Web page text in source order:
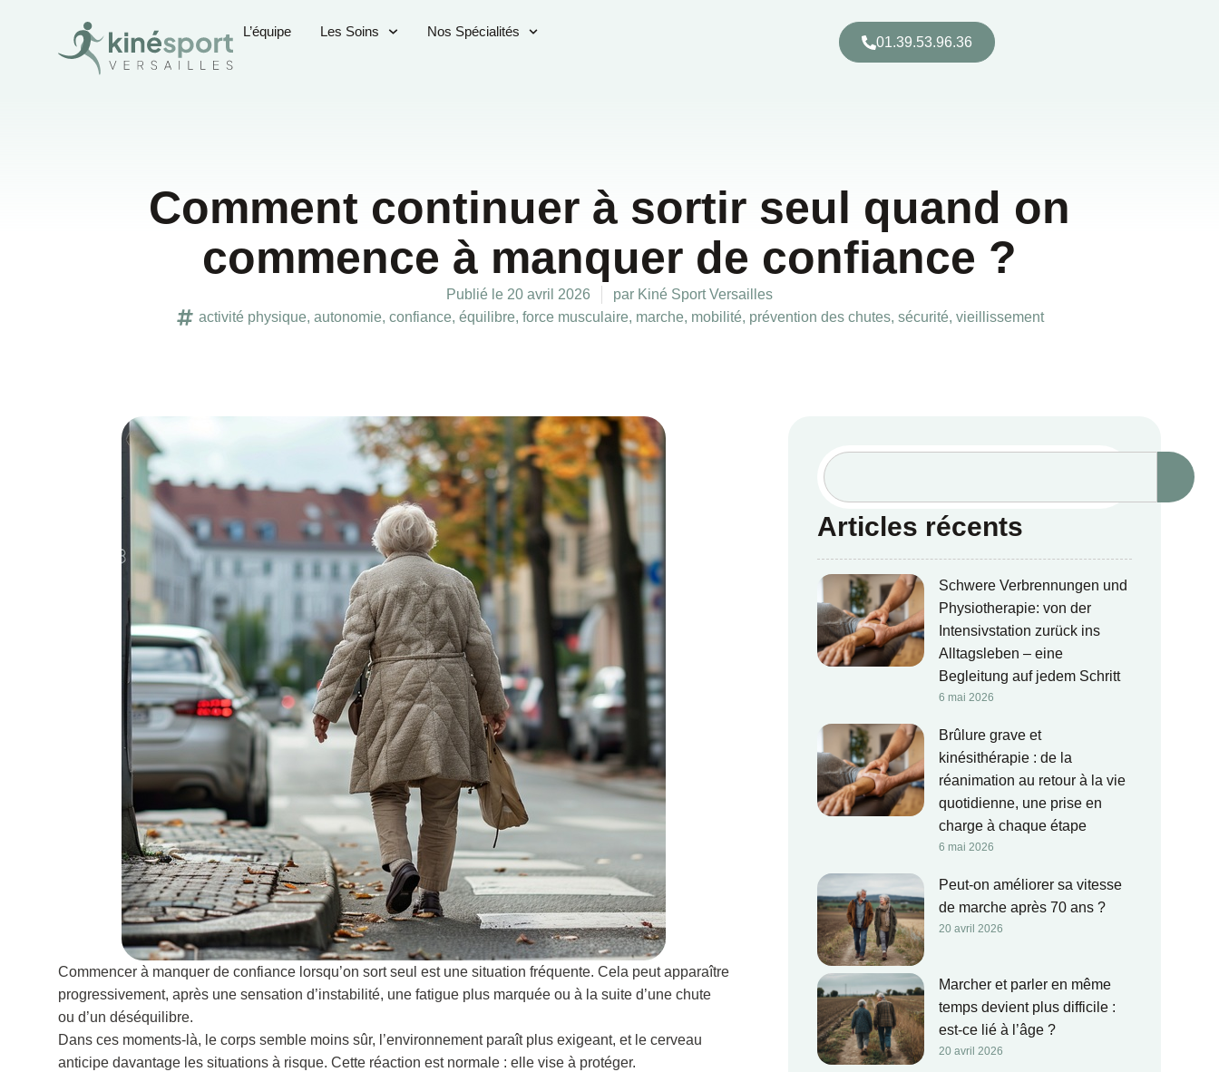
L’équipe Les Soins Nos Spécialités
01.39.53.96.36
Comment continuer à sortir seul quand on
commence à manquer de confiance ?
Publié le 20 avril 2026 par Kiné Sport Versailles
activité physique, autonomie, confiance, équilibre, force musculaire, marche, mobilité, prévention des chutes, sécurité, vieillissement
Commencer à manquer de confiance lorsqu’on sort seul est une situation fréquente. Cela peut apparaître
progressivement, après une sensation d’instabilité, une fatigue plus marquée ou à la suite d’une chute
ou d’un déséquilibre.
Dans ces moments-là, le corps semble moins sûr, l’environnement paraît plus exigeant, et le cerveau
anticipe davantage les situations à risque. Cette réaction est normale : elle vise à protéger.
Articles récents
Schwere Verbrennungen und
Physiotherapie: von der
Intensivstation zurück ins
Alltagsleben – eine
Begleitung auf jedem Schritt
6 mai 2026
Brûlure grave et
kinésithérapie : de la
réanimation au retour à la vie
quotidienne, une prise en
charge à chaque étape
6 mai 2026
Peut-on améliorer sa vitesse
de marche après 70 ans ?
20 avril 2026
Marcher et parler en même
temps devient plus difficile :
est-ce lié à l’âge ?
20 avril 2026